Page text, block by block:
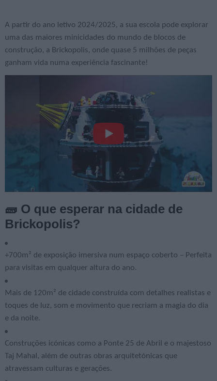
A partir do ano letivo 2024/2025, a sua escola pode explorar
uma das maiores minicidades do mundo de blocos de
construção, a Brickopolis, onde quase 5 milhões de peças
ganham vida numa experiência fascinante!
🧱 O que esperar na cidade de
Brickopolis?
+700m² de exposição imersiva num espaço coberto – Perfeita
para visitas em qualquer altura do ano.
Mais de 120m² de cidade construída com detalhes realistas e
toques de luz, som e movimento que recriam a magia do dia
e da noite.
Construções icónicas como a Ponte 25 de Abril e o majestoso
Taj Mahal, além de outras obras arquitetónicas que
atravessam culturas e gerações.